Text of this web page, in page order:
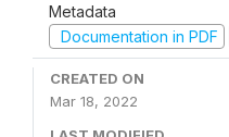
Metadata
Documentation in PDF
CREATED ON
Mar 18, 2022